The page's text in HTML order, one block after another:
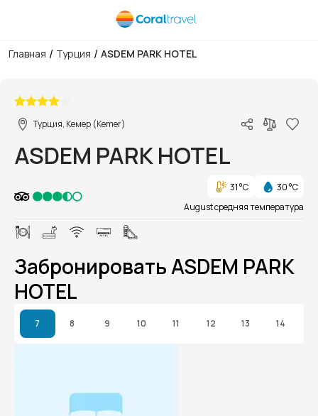
Главная / Турция / ASDEM PARK HOTEL
Турция, Кемер (Kemer)
ASDEM PARK HOTEL
31 °C
30 °C
August средняя температура
Забронировать ASDEM PARK
HOTEL
7 8 9 10 11 12 13 14